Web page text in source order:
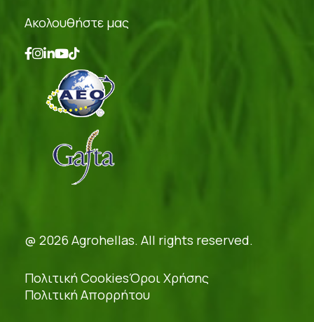
Ακολουθήστε μας
@ 2026 Agrohellas. All rights reserved.
Πολιτική CookiesΌροι Χρήσης
Πολιτική Απορρήτου